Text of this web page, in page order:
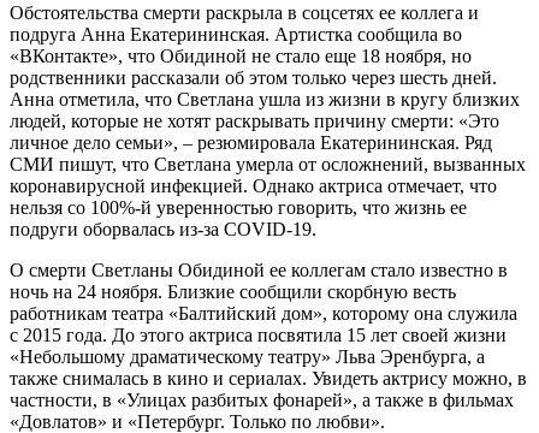
Обстоятельства смерти раскрыла в соцсетях ее коллега и
подруга Анна Екатерининская. Артистка сообщила во
«ВКонтакте», что Обидиной не стало еще 18 ноября, но
родственники рассказали об этом только через шесть дней.
Анна отметила, что Светлана ушла из жизни в кругу близких
людей, которые не хотят раскрывать причину смерти: «Это
личное дело семьи», – резюмировала Екатерининская. Ряд
СМИ пишут, что Светлана умерла от осложнений, вызванных
коронавирусной инфекцией. Однако актриса отмечает, что
нельзя со 100%-й уверенностью говорить, что жизнь ее
подруги оборвалась из-за COVID-19.
О смерти Светланы Обидиной ее коллегам стало известно в
ночь на 24 ноября. Близкие сообщили скорбную весть
работникам театра «Балтийский дом», которому она служила
с 2015 года. До этого актриса посвятила 15 лет своей жизни
«Небольшому драматическому театру» Льва Эренбурга, а
также снималась в кино и сериалах. Увидеть актрису можно, в
частности, в «Улицах разбитых фонарей», а также в фильмах
«Довлатов» и «Петербург. Только по любви».